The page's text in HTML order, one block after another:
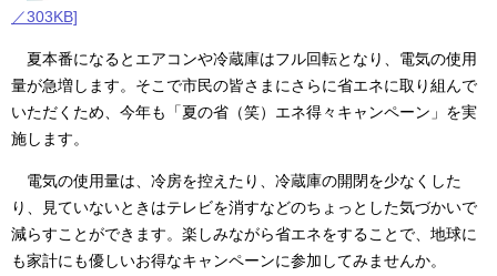
／303KB]
夏本番になるとエアコンや冷蔵庫はフル回転となり、電気の使用
量が急増します。そこで市民の皆さまにさらに省エネに取り組んで
いただくため、今年も「夏の省（笑）エネ得々キャンペーン」を実
施します。
電気の使用量は、冷房を控えたり、冷蔵庫の開閉を少なくした
り、見ていないときはテレビを消すなどのちょっとした気づかいで
減らすことができます。楽しみながら省エネをすることで、地球に
も家計にも優しいお得なキャンペーンに参加してみませんか。